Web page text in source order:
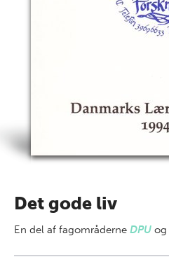
Det gode liv
En del af fagområderne DPU og